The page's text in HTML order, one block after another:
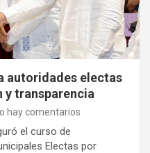
autoridades electas
y transparencia
hay comentarios
el curso de
Electas por